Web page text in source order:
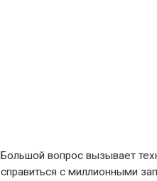
Большой вопрос вызывает
справиться с миллионными